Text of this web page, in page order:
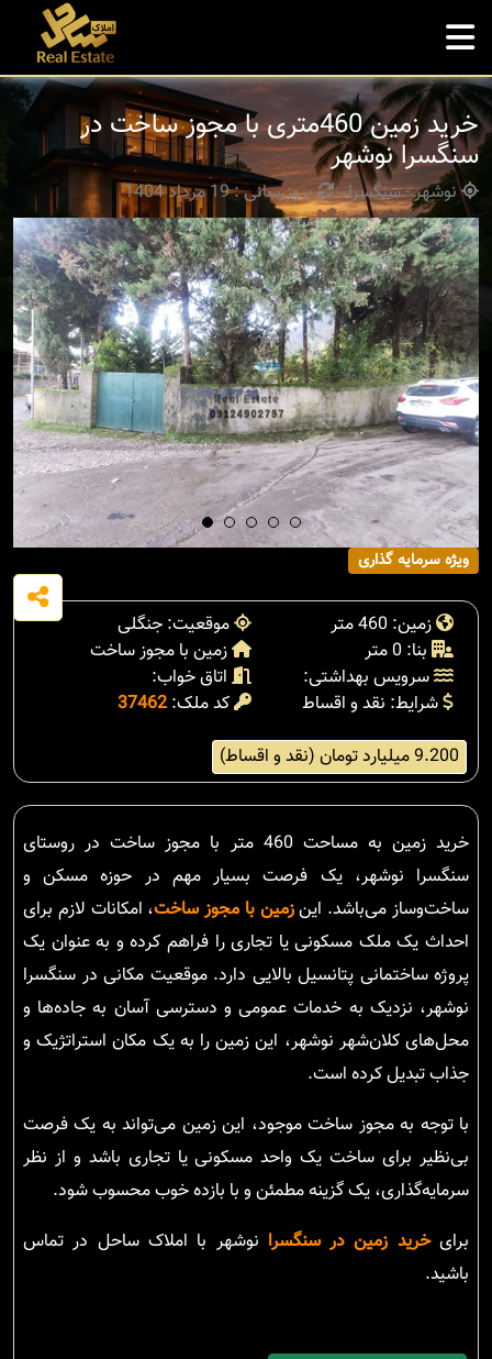
خرید زمین 460متری با مجوز ساخت در
سنگسرا نوشهر
نوشهر - سنگسرا بروزرسانی : 19 مرداد 1404
ویژه سرمایه گذاری
زمین: 460 متر
موقعیت: جنگلی
بنا: 0 متر
زمین با مجوز ساخت
سرویس بهداشتی:
اتاق خواب:
شرایط: نقد و اقساط
کد ملک: 37462
9.200 میلیارد تومان (نقد و اقساط)
خرید زمین به مساحت 460 متر با مجوز ساخت در روستای
سنگسرا نوشهر، یک فرصت بسیار مهم در حوزه مسکن و
ساخت‌وساز می‌باشد. اینزمین با مجوز ساخت، امکانات لازم برای
احداث یک ملک مسکونی یا تجاری را فراهم کرده و به عنوان یک
پروژه ساختمانی پتانسیل بالایی دارد. موقعیت مکانی در سنگسرا
نوشهر، نزدیک به خدمات عمومی و دسترسی آسان به جاده‌ها و
محل‌های کلان‌شهر نوشهر، این زمین را به یک مکان استراتژیک و
جذاب تبدیل کرده است.
با توجه به مجوز ساخت موجود، این زمین می‌تواند به یک فرصت
بی‌نظیر برای ساخت یک واحد مسکونی یا تجاری باشد و از نظر
سرمایه‌گذاری، یک گزینه مطمئن و با بازده خوب محسوب شود.
برایخرید زمین در سنگسرا نوشهر با املاک ساحل در تماس
باشید.